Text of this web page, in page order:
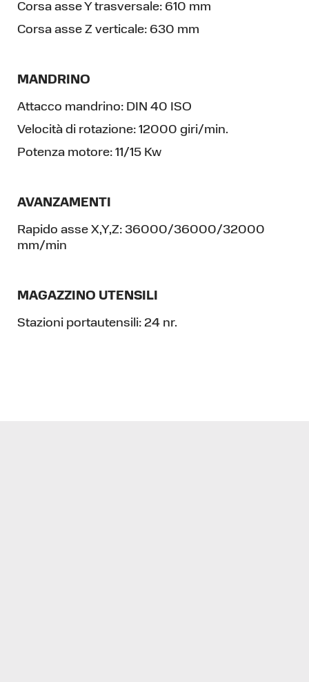
Corsa asse Y trasversale: 610 mm
Corsa asse Z verticale: 630 mm
MANDRINO
Attacco mandrino: DIN 40 ISO
Velocità di rotazione: 12000 giri/min.
Potenza motore: 11/15 Kw
AVANZAMENTI
Rapido asse X,Y,Z: 36000/36000/32000
mm/min
MAGAZZINO UTENSILI
Stazioni portautensili: 24 nr.